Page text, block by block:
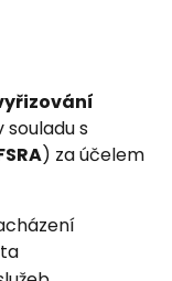
s
) za účelem